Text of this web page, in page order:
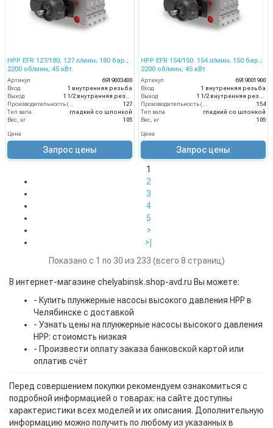
HPP EFR 127/180; 127 л/мин; 180 бар.;
2200 об/мин; 45 кВт.
Артикул
6919003400
Вход
1 внутренняя резьба
Выход
1 1/2 внутренняя резьба
Производительность (л/мин)
127
Тип вала
гладкий со шпонкой
Вес, кг
105
Цена
Запрос цены
HPP EFR 154/150. 154 л/мин; 150 бар.;
2200 об/мин; 45 кВт.
Артикул
6919001900
Вход
1 внутренняя резьба
Выход
1 1/2 внутренняя резьба
Производительность (л/мин)
154
Тип вала
гладкий со шпонкой
Вес, кг
105
Цена
Запрос цены
1
2
3
4
5
>
>|
Показано с 1 по 30 из 233 (всего 8 страниц)
В интернет-магазине chelyabinsk.shop-avd.ru Вы можете:
- Купить плунжерные насосы высокого давления HPP в
Челябинске с доставкой
- Узнать цены на плунжерные насосы высокого давления
HPP: стоиомсть низкая
- Произвести оплату заказа банковской картой или
оплатив счёт
Перед совершением покупки рекомендуем ознакомиться с
подробной информацией о товарах: на сайте доступны
характеристики всех моделей и их описания. Дополнительную
информацию можно получить по любому из указанных в